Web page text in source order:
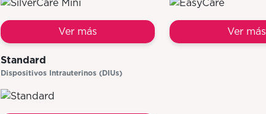
Ver más Ver más
Standard
Dispositivos Intrauterinos (DIUs)